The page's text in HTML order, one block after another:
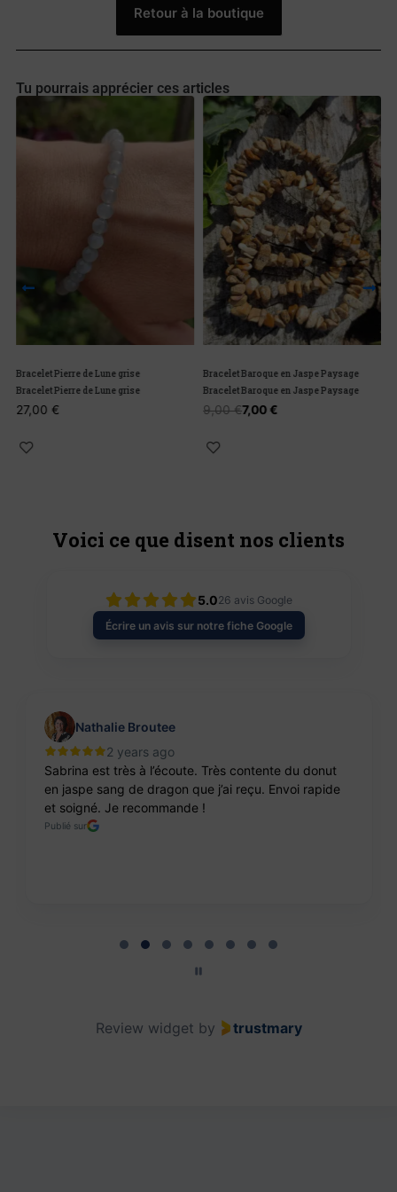
Retour à la boutique
Tu pourrais apprécier ces articles
Bracelet Pierre de Lune grise
Bracelet Pierre de Lune grise
27,00 €
Bracelet Baroque en Jaspe Paysage
Bracelet Baroque en Jaspe Paysage
9,00€7,00 €
Voici ce que disent nos clients
5.026 avis Google
Écrire un avis sur notre fiche Google
Nathalie Broutee
2 years ago
Sabrina est très à l’écoute. Très contente du donut
en jaspe sang de dragon que j’ai reçu. Envoi rapide
et soigné. Je recommande !
Publié sur
Review widget by trustmary